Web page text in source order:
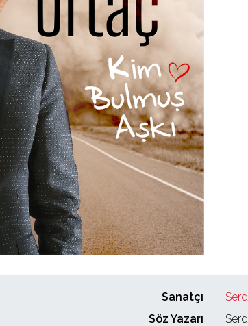
Sanatçı
Söz Yazarı